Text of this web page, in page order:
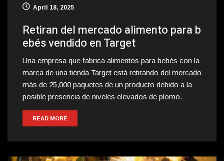
April 18, 2025
Retiran del mercado alimento para b
ebés vendido en Target
Una empresa que fabrica alimentos para bebés con la
marca de una tienda Target está retirando del mercado
más de 25,000 paquetes de un producto debido a la
posible presencia de niveles elevados de plomo.
READ MORE